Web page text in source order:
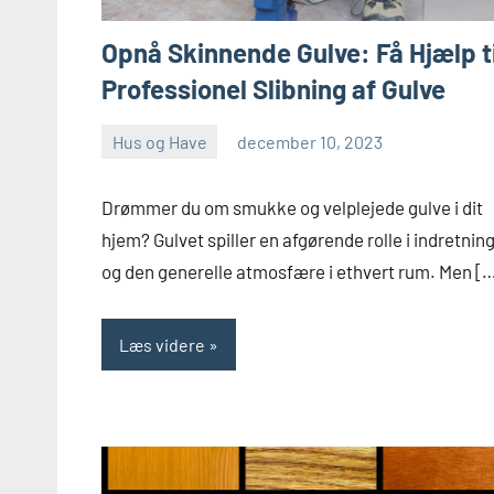
Opnå Skinnende Gulve: Få Hjælp
Professionel Slibning af Gulve
Hus og Have december 10, 2023
Drømmer du om smukke og velplejede gulve i dit
hjem? Gulvet spiller en afgørende rolle i
og den generelle atmosfære i ethvert rum. Men
Læs videre